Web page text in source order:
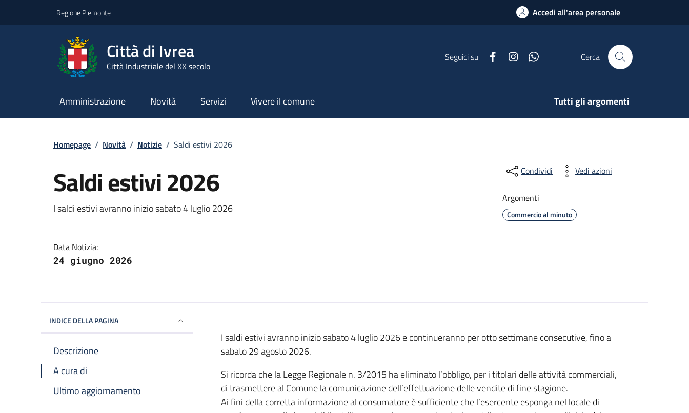
Regione Piemonte Accedi all'area personale
Città di Ivrea
Città Industriale del XX secolo
Seguici su FacebookInstagram Cerca
Amministrazione Novità Servizi Vivere il comune Tutti gli argomenti
Homepage / Novità / Notizie / Saldi estivi 2026
Saldi estivi 2026
I saldi estivi avranno inizio sabato 4 luglio 2026
Data Notizia:
24 giugno 2026
Condividi Vedi azioni
Argomenti
Commercio al minuto
INDICE DELLA PAGINA
Descrizione
A cura di
Ultimo aggiornamento
I saldi estivi avranno inizio sabato 4 luglio 2026 e continueranno per otto settimane consecutive, fino a
sabato 29 agosto 2026.
Si ricorda che la Legge Regionale n. 3/2015 ha eliminato l’obbligo, per i titolari delle attività commerciali,
di trasmettere al Comune la comunicazione dell’effettuazione delle vendite di fine stagione.
Ai fini della corretta informazione al consumatore è sufficiente che l’esercente esponga nel locale di